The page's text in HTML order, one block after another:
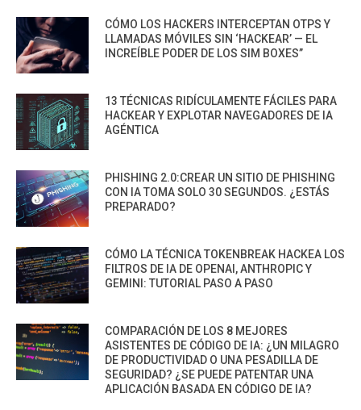
CÓMO LOS HACKERS INTERCEPTAN OTPS Y
LLAMADAS MÓVILES SIN ‘HACKEAR’ — EL
INCREÍBLE PODER DE LOS SIM BOXES”
13 TÉCNICAS RIDÍCULAMENTE FÁCILES PARA
HACKEAR Y EXPLOTAR NAVEGADORES DE IA
AGÉNTICA
PHISHING 2.0:CREAR UN SITIO DE PHISHING
CON IA TOMA SOLO 30 SEGUNDOS. ¿ESTÁS
PREPARADO?
CÓMO LA TÉCNICA TOKENBREAK HACKEA LOS
FILTROS DE IA DE OPENAI, ANTHROPIC Y
GEMINI: TUTORIAL PASO A PASO
COMPARACIÓN DE LOS 8 MEJORES
ASISTENTES DE CÓDIGO DE IA: ¿UN MILAGRO
DE PRODUCTIVIDAD O UNA PESADILLA DE
SEGURIDAD? ¿SE PUEDE PATENTAR UNA
APLICACIÓN BASADA EN CÓDIGO DE IA?